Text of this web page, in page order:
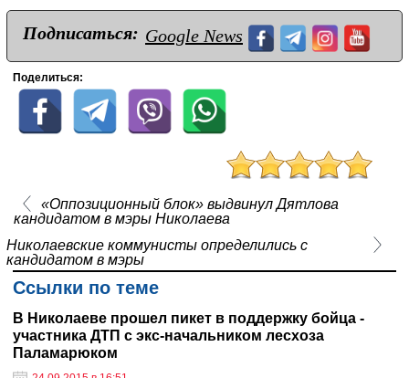
Подписаться: Google News
Поделиться:
«Оппозиционный блок» выдвинул Дятлова
кандидатом в мэры Николаева
Николаевские коммунисты определились с
кандидатом в мэры
Ссылки по теме
В Николаеве прошел пикет в поддержку бойца -
участника ДТП с экс-начальником лесхоза
Паламарюком